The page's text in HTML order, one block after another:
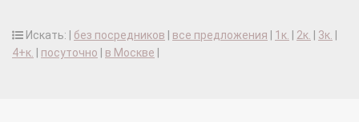
Искать: | без посредников все предложения 1к. 2к. 3к.
4+к.
посуточно в Москве